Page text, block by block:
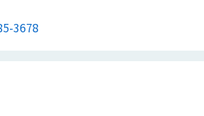
3678